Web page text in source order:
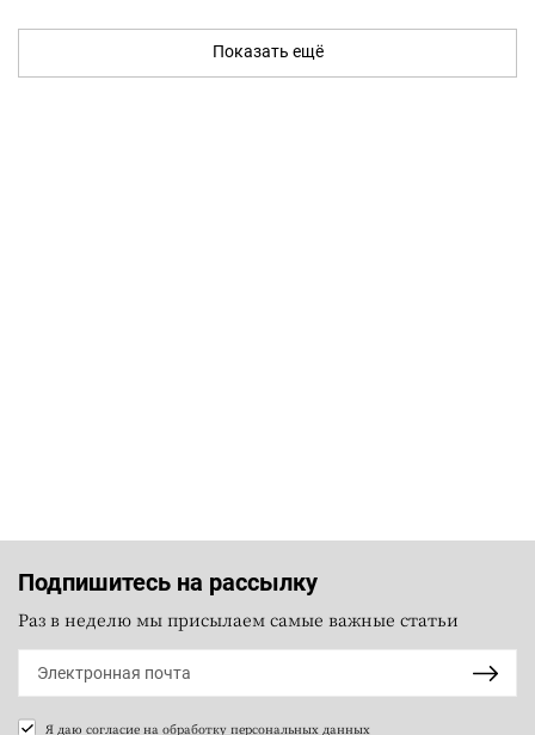
Показать ещё
Подпишитесь на рассылку
Раз в неделю мы присылаем самые важные статьи
Я даю согласие на обработку персональных данных